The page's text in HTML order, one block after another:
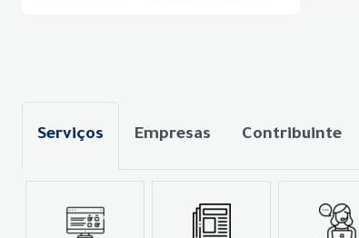
Serviços Empresas Contribuinte